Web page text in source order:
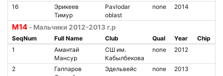
16
Эрикеев
Тимур
Pavlodar
oblast
none 2014
M14 - Мальчики 2012-2013 г.р
SeqNum Full Name Club Qual Year
Chip
1
Амантай
Мансур
СШ им.
Кабылбекова
none 2012
2
Гаппаров
Эдельвейс none 2013